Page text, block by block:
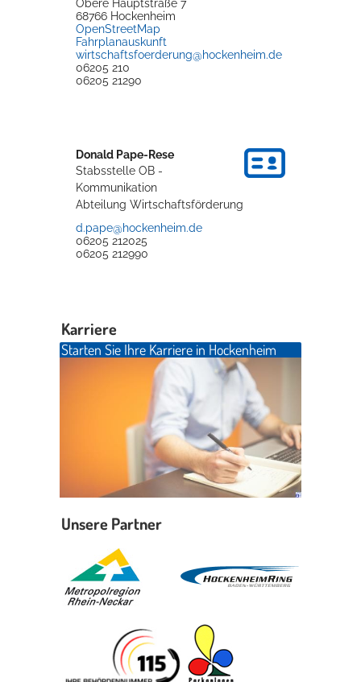
Erleben in Hockenheim
Spaß unter prickelnden Wasserfällen, das rauschende Meer im
Obere Hauptstraße 7
68766 Hockenheim
OpenStreetMap
Fahrplanauskunft
wirtschaftsfoerderung@hockenheim.de
06205 210
06205 21290
Donald Pape-Rese
Stabsstelle OB -
Kommunikation
Abteilung Wirtschaftsförderung
d.pape@hockenheim.de
06205 212025
06205 212990
Karriere
Starten Sie Ihre Karriere in Hockenheim
Unsere Partner